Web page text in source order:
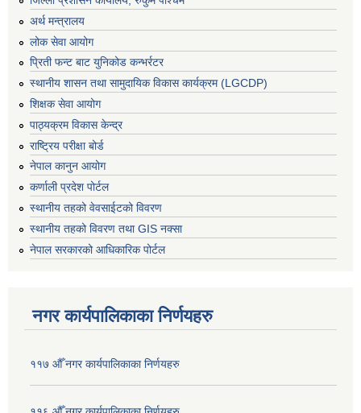
अर्थ मन्त्रालय
लोक सेवा आयोग
प्रिती फन्ट बाट युनिकोड कन्भर्रटर
स्थानीय शासन तथा सामुदायिक विकास कार्यक्रम (LGCDP)
शिक्षक सेवा आयोग
पाठ्यक्रम विकास केन्द्र
राष्ट्रिय परीक्षा बोर्ड
नेपाल कानुन आयोग
कर्णाली प्रदेश पोर्टल
स्थानीय तहको वेवसाईटको विवरण
स्थानीय तहको विवरण तथा GIS नक्सा
नेपाल सरकारको आधिकारिक पोर्टल
नगर कार्यपालिकाका निर्णयहरु
११७ औँ नगर कार्यपालिकाका निर्णयहरु